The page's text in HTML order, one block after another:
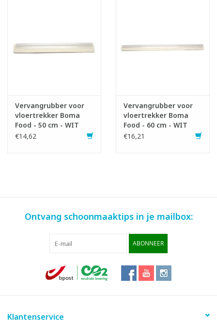
Vervangrubber voor
vloertrekker Boma
Food - 50 cm - WIT
€14,62
Vervangrubber voor
vloertrekker Boma
Food - 60 cm - WIT
€16,21
Ontvang schoonmaaktips in je mailbox:
ABONNEER
Klantenservice